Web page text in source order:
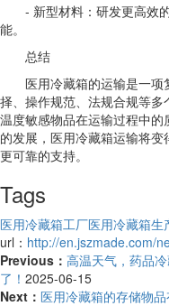
- 新型材料：研发更高效
能。
总结
医用冷藏箱的运输是一
择、操作规范、法规合规等
温度敏感物品在运输过程中
的发展，医用冷藏箱运输将
更可靠的支持。
Tags
医用冷藏箱工厂医用冷藏箱生
url： http://en.jszmade.com/
Previous： 高温天气，药品
了！ 2025-06-15
Next： 医用冷藏箱的存储物